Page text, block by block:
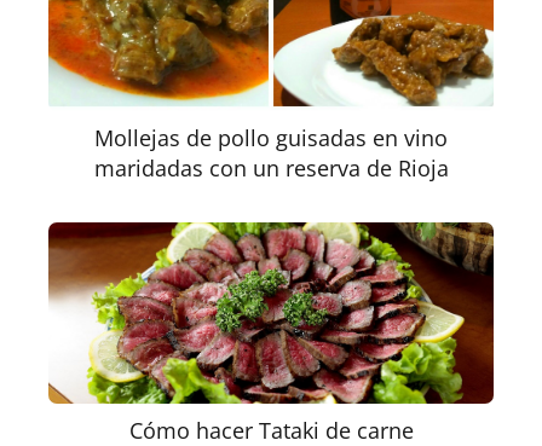
Mollejas de pollo guisadas en vino
maridadas con un reserva de Rioja
Cómo hacer Tataki de carne